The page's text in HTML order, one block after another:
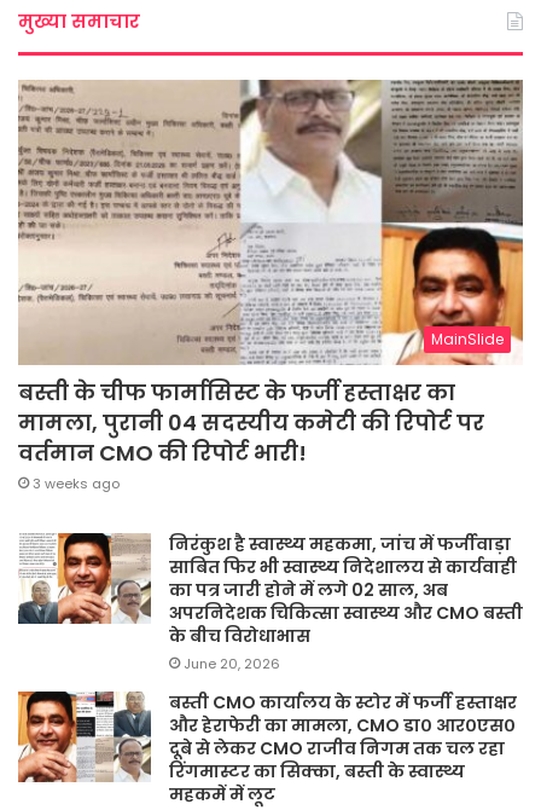
मुख्या समाचार
MainSlide
बस्ती के चीफ फार्मासिस्ट के फर्जी हस्ताक्षर का
मामला, पुरानी 04 सदस्यीय कमेटी की रिपोर्ट पर
वर्तमान CMO की रिपोर्ट भारी!
3 weeks ago
निरंकुश है स्वास्थ्य महकमा, जांच में फर्जीवाड़ा
साबित फिर भी स्वास्थ्य निदेशालय से कार्यवाही
का पत्र जारी होने में लगे 02 साल, अब
अपरनिदेशक चिकित्सा स्वास्थ्य और CMO बस्ती
के बीच विरोधाभास
June 20, 2026
बस्ती CMO कार्यालय के स्टोर में फर्जी हस्ताक्षर
और हेराफेरी का मामला, CMO डा० आर०एस०
दूबे से लेकर CMO राजीव निगम तक चल रहा
रिंगमास्टर का सिक्का, बस्ती के स्वास्थ्य
महकमें में लूट